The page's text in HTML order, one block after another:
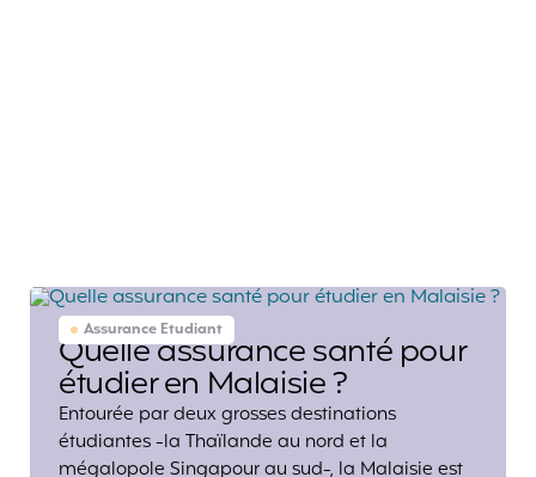
Assurance Etudiant
Quelle assurance santé pour
étudier en Malaisie ?
Entourée par deux grosses destinations
étudiantes -la Thaïlande au nord et la
mégalopole Singapour au sud-, la Malaisie est